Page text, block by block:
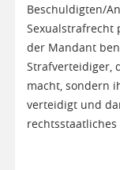
Beschuldigten/
Sexualstrafrecht
der Mandant
Strafverteidiger,
macht, sondern
verteidigt und